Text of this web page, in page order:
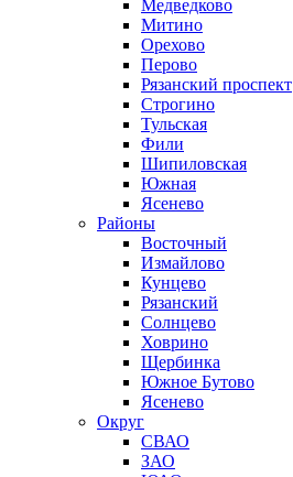
Медведково
Митино
Орехово
Перово
Рязанский проспект
Строгино
Тульская
Фили
Шипиловская
Южная
Ясенево
Районы
Восточный
Измайлово
Кунцево
Рязанский
Солнцево
Ховрино
Щербинка
Южное Бутово
Ясенево
Округ
СВАО
ЗАО